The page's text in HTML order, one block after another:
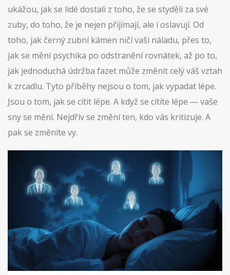
ukážou, jak se lidé dostali z toho, že se styděli za své
zuby, do toho, že je nejen přijímají, ale i oslavují. Od
toho, jak černý zubní kámen ničí vaši náladu, přes to,
jak se mění psychika po odstranění rovnátek, až po to,
jak jednoduchá údržba fazet může změnit celý váš vztah
k zrcadlu. Tyto příběhy nejsou o tom, jak vypadat lépe.
Jsou o tom, jak se cítit lépe. A když se cítíte lépe — vaše
sny se mění. Nejdřív se změní ten, kdo vás kritizuje. A
pak se změníte vy.